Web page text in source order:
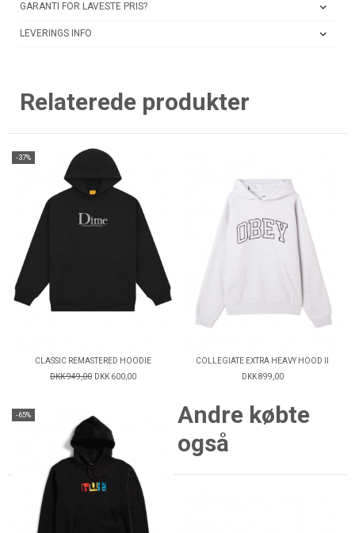
GARANTI FOR LAVESTE PRIS?
LEVERINGS INFO
Relaterede produkter
-37%
CLASSIC REMASTERED HOODIE
DKK 949,00 DKK 600,00
COLLEGIATE EXTRA HEAVY HOOD II
DKK 899,00
-65%
Andre købte
også